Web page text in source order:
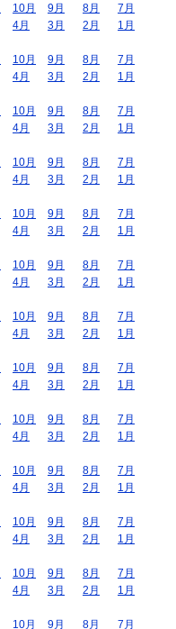
10月 9月 8月
7月
4月 3月 2月
1月
10月 9月 8月
7月
4月 3月 2月
1月
10月 9月 8月
7月
4月 3月 2月
1月
10月 9月 8月
7月
4月 3月 2月
1月
10月 9月 8月
7月
4月 3月 2月
1月
10月 9月 8月
7月
4月 3月 2月
1月
10月 9月 8月
7月
4月 3月 2月
1月
10月 9月 8月
7月
4月 3月 2月
1月
10月 9月 8月
7月
4月 3月 2月
1月
10月 9月 8月
7月
4月 3月 2月
1月
10月 9月 8月
7月
4月 3月 2月
1月
10月 9月 8月
7月
4月 3月 2月
1月
10月 9月 8月 7月